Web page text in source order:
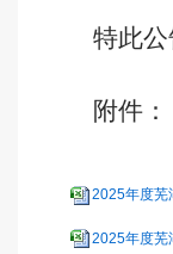
特此公
附件：
2025年度芜
2025年度芜